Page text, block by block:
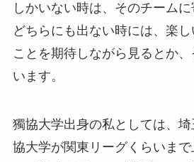
しかいない時は、そのチームに
どちらにも出ない時には、楽
ことを期待しながら見るとか
います。
獨協大学出身の私としては、
協大学が関東リーグくらいま